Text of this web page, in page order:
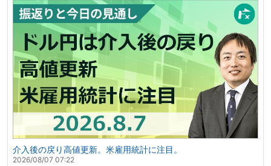
介入後の戻り高値更新。米雇用統計に注目。
2026/08/07 07:22